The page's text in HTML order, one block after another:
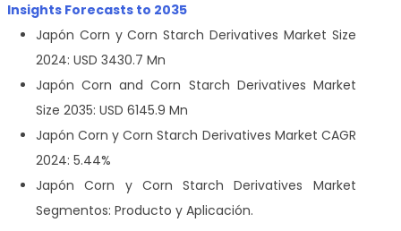
Insights Forecasts to 2035
Japón Corn y Corn Starch Derivatives Market Size
2024: USD 3430.7 Mn
Japón Corn and Corn Starch Derivatives Market
Size 2035: USD 6145.9 Mn
Japón Corn y Corn Starch Derivatives Market CAGR
2024: 5.44%
Japón Corn y Corn Starch Derivatives Market
Segmentos: Producto y Aplicación.